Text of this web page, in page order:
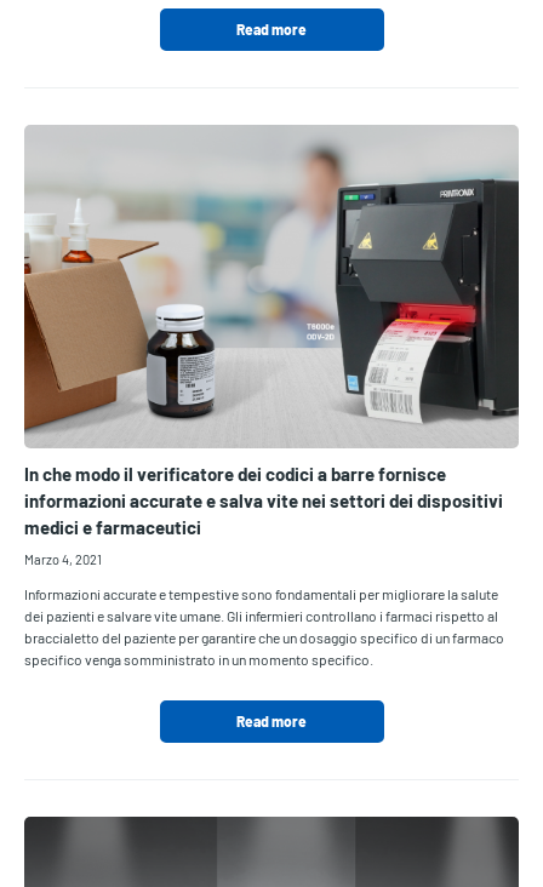
Read more
In che modo il verificatore dei codici a barre fornisce
informazioni accurate e salva vite nei settori dei dispositivi
medici e farmaceutici
Marzo 4, 2021
Informazioni accurate e tempestive sono fondamentali per migliorare la salute
dei pazienti e salvare vite umane. Gli infermieri controllano i farmaci rispetto al
braccialetto del paziente per garantire che un dosaggio specifico di un farmaco
specifico venga somministrato in un momento specifico.
Read more